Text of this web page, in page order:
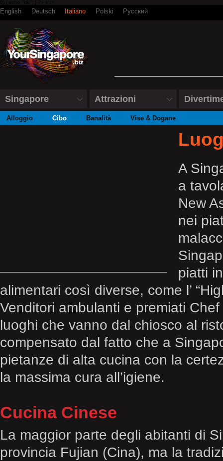
English Deutsch Italiano Polski Русский
Singapore Attrazioni
Alloggio Cibo Banalità Vise & Dogane
A
a
New
nei
piatti
alimentari così diverse, come l’
Venditori ambulanti e premiati
luoghi che vanno dal chiosco al
compensato dal fatto che a
pietanze di alta cucina con la
la massima cura all’igiene.
Cucina Cinese
La maggior parte degli abitanti di
provincia Fujian (Cina), ma la